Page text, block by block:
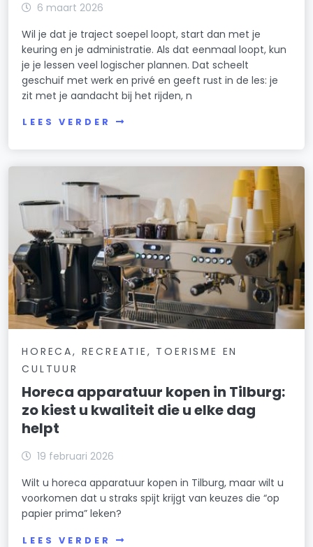
6 maart 2026
Wil je dat je traject soepel loopt, start dan met je
keuring en je administratie. Als dat eenmaal loopt, kun
je je lessen veel logischer plannen. Dat scheelt
geschuif met werk en privé en geeft rust in de les: je
zit met je aandacht bij het rijden, n
LEES VERDER
HORECA, RECREATIE, TOERISME EN
CULTUUR
Horeca apparatuur kopen in Tilburg:
zo kiest u kwaliteit die u elke dag
helpt
19 februari 2026
Wilt u horeca apparatuur kopen in Tilburg, maar wilt u
voorkomen dat u straks spijt krijgt van keuzes die “op
papier prima” leken?
LEES VERDER